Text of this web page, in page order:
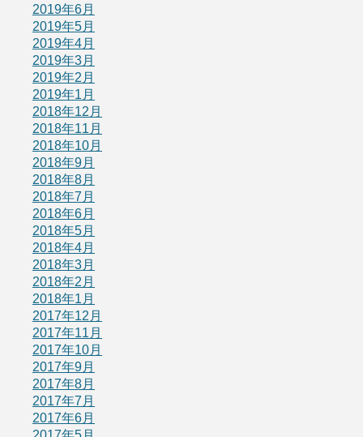
2019年6月
2019年5月
2019年4月
2019年3月
2019年2月
2019年1月
2018年12月
2018年11月
2018年10月
2018年9月
2018年8月
2018年7月
2018年6月
2018年5月
2018年4月
2018年3月
2018年2月
2018年1月
2017年12月
2017年11月
2017年10月
2017年9月
2017年8月
2017年7月
2017年6月